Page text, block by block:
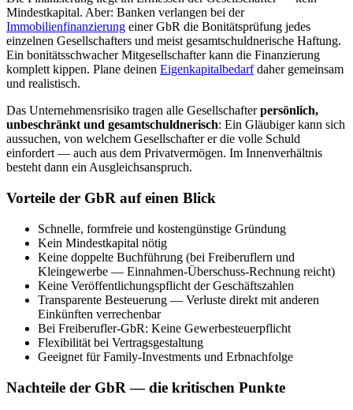
Mindestkapital. Aber: Banken verlangen bei der
Immobilienfinanzierung einer GbR die Bonitätsprüfung jedes
einzelnen Gesellschafters und meist gesamtschuldnerische Haftung.
Ein bonitätsschwacher Mitgesellschafter kann die Finanzierung
komplett kippen. Plane deinen Eigenkapitalbedarfdaher gemeinsam
und realistisch.
Das Unternehmensrisiko tragen alle Gesellschafterpersönlich,
unbeschränkt und gesamtschuldnerisch: Ein Gläubiger kann sich
aussuchen, von welchem Gesellschafter er die volle Schuld
einfordert — auch aus dem Privatvermögen. Im Innenverhältnis
besteht dann ein Ausgleichsanspruch.
Vorteile der GbR auf einen Blick
Schnelle, formfreie und kostengünstige Gründung
Kein Mindestkapital nötig
Keine doppelte Buchführung (bei Freiberuflern und
Kleingewerbe — Einnahmen-Überschuss-Rechnung reicht)
Keine Veröffentlichungspflicht der Geschäftszahlen
Transparente Besteuerung — Verluste direkt mit anderen
Einkünften verrechenbar
Bei Freiberufler-GbR: Keine Gewerbesteuerpflicht
Flexibilität bei Vertragsgestaltung
Geeignet für Family-Investments und Erbnachfolge
Nachteile der GbR — die kritischen Punkte